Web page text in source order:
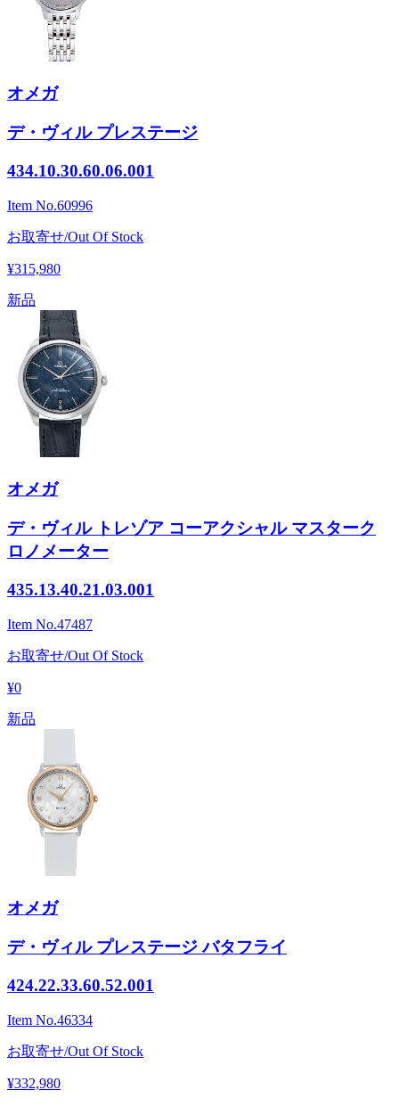
オメガ
デ・ヴィル プレステージ
434.10.30.60.06.001
Item No.60996
お取寄せ/Out Of Stock
¥315,980
新品
オメガ
デ・ヴィル トレゾア コーアクシャル マスターク
ロノメーター
435.13.40.21.03.001
Item No.47487
お取寄せ/Out Of Stock
¥0
新品
オメガ
デ・ヴィル プレステージ バタフライ
424.22.33.60.52.001
Item No.46334
お取寄せ/Out Of Stock
¥332,980